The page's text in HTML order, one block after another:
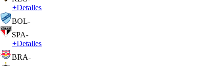
+Detalles
BOL-
SPA-
+Detalles
BRA-